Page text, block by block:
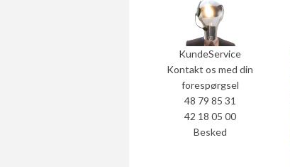
KundeService
Kontakt os med din
forespørgsel
48 79 85 31
42 18 05 00
Besked